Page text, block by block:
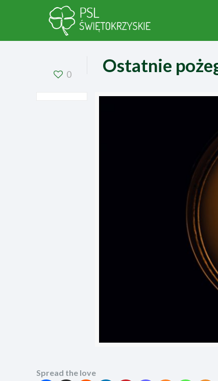
0 Ostatnie
Spread the love